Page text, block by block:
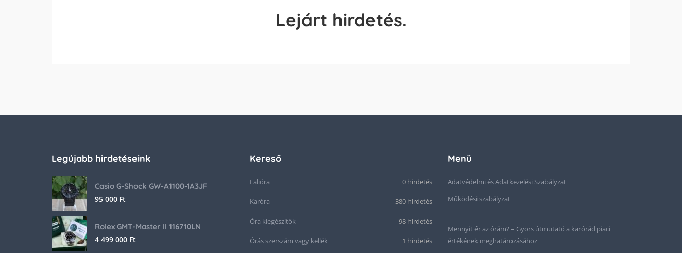
Lejárt hirdetés.
Legújabb hirdetéseink
Casio G-Shock GW-A1100-1A3JF
95 000 Ft
Rolex GMT-Master II 116710LN
4 499 000 Ft
Kereső
Falióra 0 hirdetés
Karóra 380 hirdetés
Óra kiegészítők 98 hirdetés
Órás szerszám vagy kellék 1 hirdetés
Menü
Adatvédelmi és Adatkezelési Szabályzat
Működési szabályzat
Mennyit ér az órám? – Gyors útmutató a karórád piaci
értékének meghatározásához